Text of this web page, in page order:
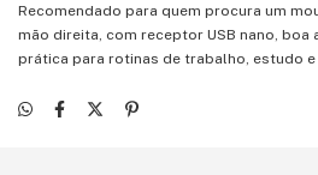
Recomendado para quem procura um
mão direita, com receptor USB nano, boa
prática para rotinas de trabalho, estudo